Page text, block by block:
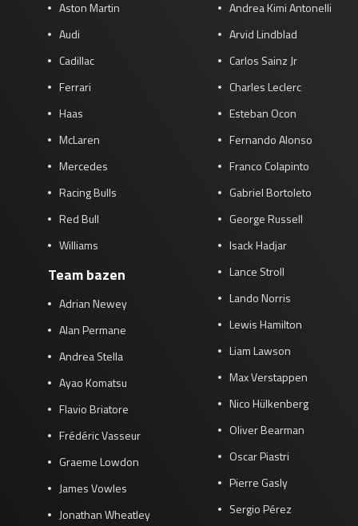
Aston Martin
Audi
Cadillac
Ferrari
Haas
McLaren
Mercedes
Racing Bulls
Red Bull
Williams
Team bazen
Adrian Newey
Alan Permane
Andrea Stella
Ayao Komatsu
Flavio Briatore
Frédéric Vasseur
Graeme Lowdon
James Vowles
Jonathan Wheatley
Andrea Kimi Antonelli
Arvid Lindblad
Carlos Sainz Jr
Charles Leclerc
Esteban Ocon
Fernando Alonso
Franco Colapinto
Gabriel Bortoleto
George Russell
Isack Hadjar
Lance Stroll
Lando Norris
Lewis Hamilton
Liam Lawson
Max Verstappen
Nico Hülkenberg
Oliver Bearman
Oscar Piastri
Pierre Gasly
Sergio Pérez